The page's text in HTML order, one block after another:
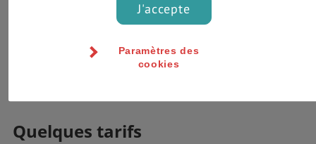
Quelques tarifs
J'accepte
Paramètres des
cookies